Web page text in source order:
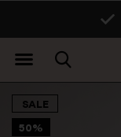
SALE
50%